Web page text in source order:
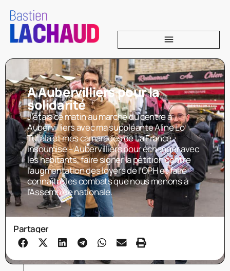
A Aubervilliers pour la
solidarité
J’étais ce matin au marché du centre à
Aubervilliers avec ma suppléante Aline Lo
Tutala et mes camarades de La France
insoumise – Aubervilliers pour échanger avec
les habitants, faire signer la pétition contre
l’augmentation des loyers de l’OPH et faire
connaître les combats que nous menons à
l’Assemblée nationale.
Partager